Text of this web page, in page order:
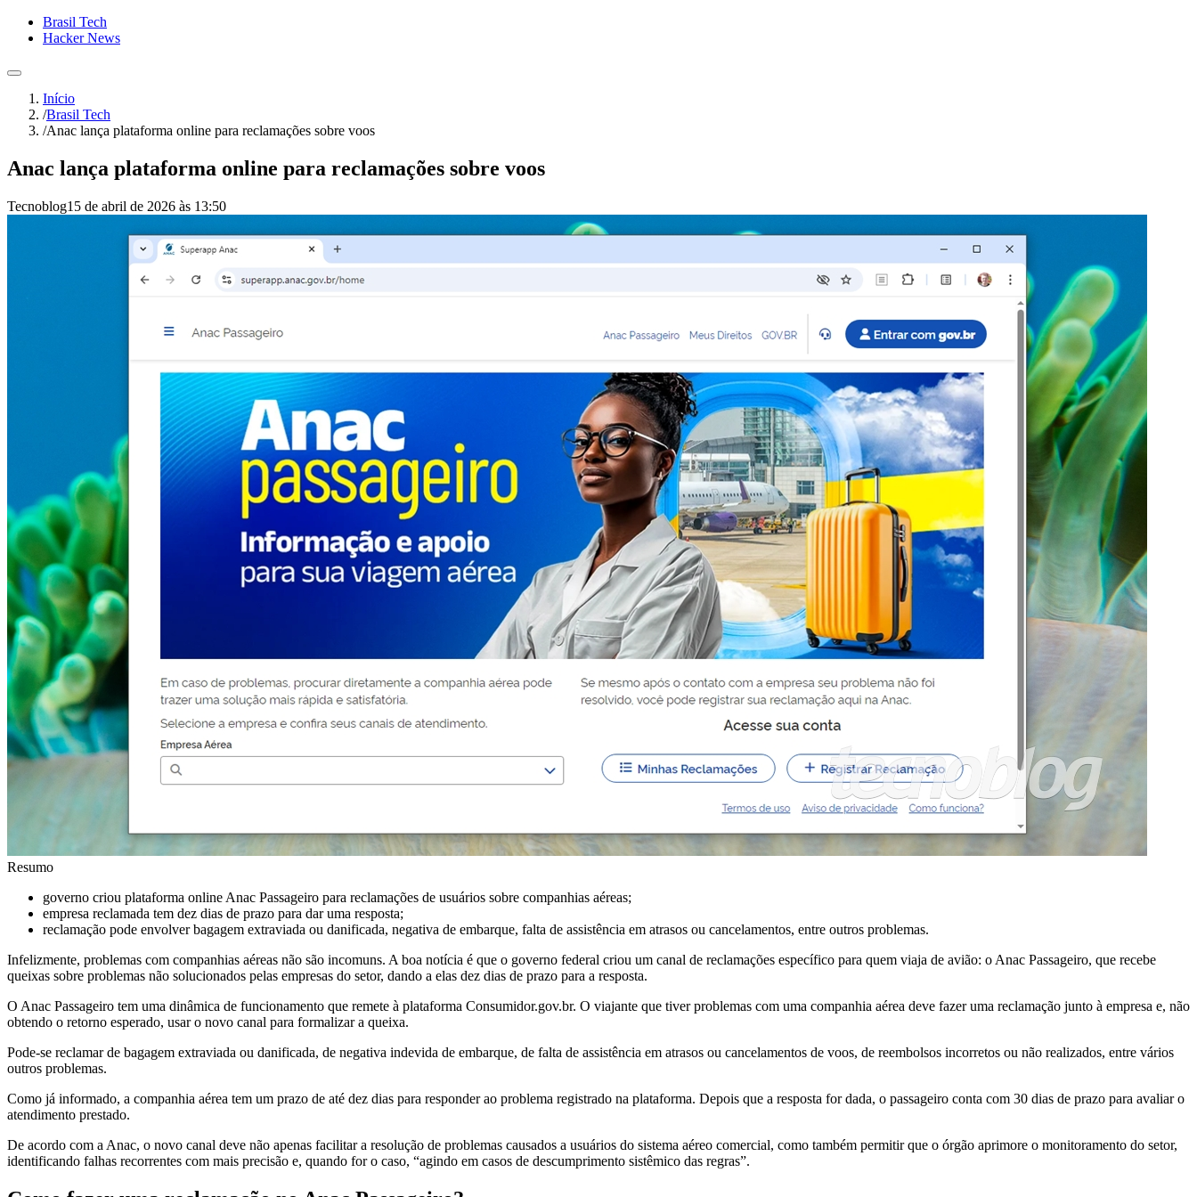
Brasil Tech
Hacker News
Início
/Brasil Tech
/Anac lança plataforma online para reclamações sobre voos
Anac lança plataforma online para reclamações sobre voos
Tecnoblog15 de abril de 2026 às 13:50
Resumo
governo criou plataforma online Anac Passageiro para reclamações de usuários sobre companhias aéreas;
empresa reclamada tem dez dias de prazo para dar uma resposta;
reclamação pode envolver bagagem extraviada ou danificada, negativa de embarque, falta de assistência em atrasos ou cancelamentos, entre outros problemas.
Infelizmente, problemas com companhias aéreas não são incomuns. A boa notícia é que o governo federal criou um canal de reclamações específico para quem viaja de avião: o Anac Passageiro, que recebe
queixas sobre problemas não solucionados pelas empresas do setor, dando a elas dez dias de prazo para a resposta.
O Anac Passageiro tem uma dinâmica de funcionamento que remete à plataforma Consumidor.gov.br. O viajante que tiver problemas com uma companhia aérea deve fazer uma reclamação junto à empresa e, não
obtendo o retorno esperado, usar o novo canal para formalizar a queixa.
Pode-se reclamar de bagagem extraviada ou danificada, de negativa indevida de embarque, de falta de assistência em atrasos ou cancelamentos de voos, de reembolsos incorretos ou não realizados, entre vários
outros problemas.
Como já informado, a companhia aérea tem um prazo de até dez dias para responder ao problema registrado na plataforma. Depois que a resposta for dada, o passageiro conta com 30 dias de prazo para avaliar o
atendimento prestado.
De acordo com a Anac, o novo canal deve não apenas facilitar a resolução de problemas causados a usuários do sistema aéreo comercial, como também permitir que o órgão aprimore o monitoramento do setor,
identificando falhas recorrentes com mais precisão e, quando for o caso, “agindo em casos de descumprimento sistêmico das regras”.